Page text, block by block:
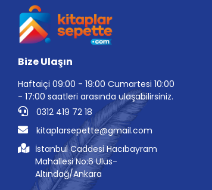
Bize Ulaşın
Haftaiçi 09:00 - 19:00 Cumartesi 10:00
- 17:00 saatleri arasında ulaşabilirsiniz.
0312 419 72 18
kitaplarsepette@gmail.com
İstanbul Caddesi Hacıbayram
Mahallesi No:6 Ulus-
Altındağ/Ankara